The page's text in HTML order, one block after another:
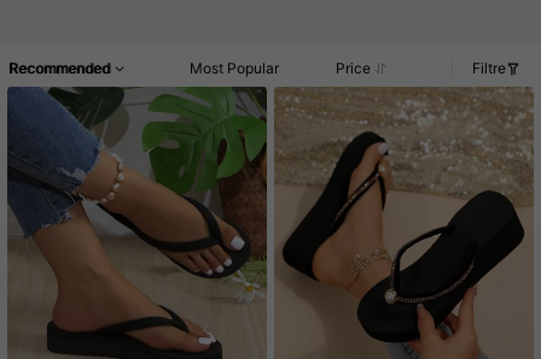
Recommended Most Popular Price Filtre